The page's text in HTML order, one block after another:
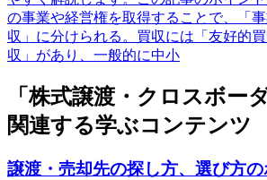
の事業や経営権を取得することで、「
収」に分けられる。買収には「友好的
収」があり、一般的に中小
「株式譲渡・クロスボー
関連する学ぶコンテンツ
譲渡・売却先の探し方、選び方の